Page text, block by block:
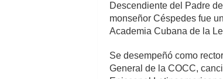
Descendiente del Padre
monseñor Céspedes fue
Academia Cubana de la
Se desempeñó como
General de la COCC,